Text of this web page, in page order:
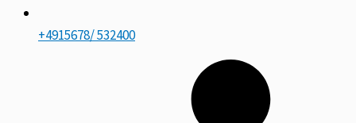
+4915678/ 532400